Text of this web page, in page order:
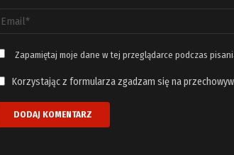
email
Zapamiętaj moje dane w tej przeglądarce podczas
Korzystając z formularza zgadzam się na